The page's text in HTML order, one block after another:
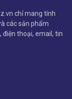
chỉ mang tính
các sản phẩm
điện thoại, email, tin